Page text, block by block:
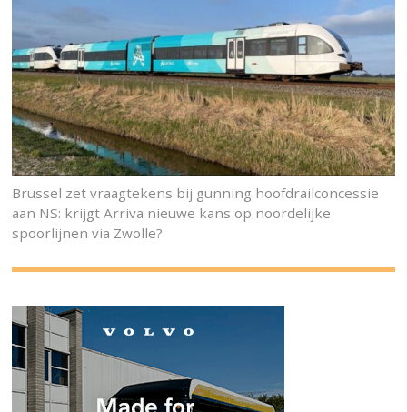
Brussel zet vraagtekens bij gunning hoofdrailconcessie
aan NS: krijgt Arriva nieuwe kans op noordelijke
spoorlijnen via Zwolle?